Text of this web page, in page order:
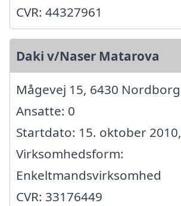
CVR: 44327961
Daki v/Naser Matarova
Mågevej 15, 6430 Nordborg
Ansatte: 0
Startdato: 15. oktober 2010,
Virksomhedsform:
Enkeltmandsvirksomhed
CVR: 33176449